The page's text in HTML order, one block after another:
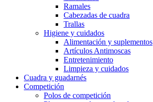
Ramales
Cabezadas de cuadra
Trallas
Higiene y cuidados
Alimentación y suplementos
Artículos Antimoscas
Entretenimiento
Limpieza y cuidados
Cuadra y guadarnés
Competición
Polos de competición